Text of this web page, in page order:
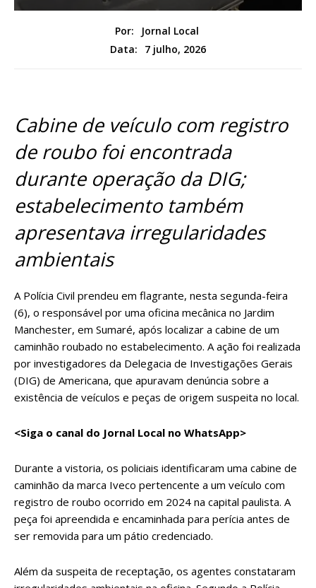
Por:
Jornal Local
Data:
7 julho, 2026
Cabine de veículo com registro
de roubo foi encontrada
durante operação da DIG;
estabelecimento também
apresentava irregularidades
ambientais
A Polícia Civil prendeu em flagrante, nesta segunda-feira
(6), o responsável por uma oficina mecânica no Jardim
Manchester, em Sumaré, após localizar a cabine de um
caminhão roubado no estabelecimento. A ação foi realizada
por investigadores da Delegacia de Investigações Gerais
(DIG) de Americana, que apuravam denúncia sobre a
existência de veículos e peças de origem suspeita no local.
<Siga o canal do Jornal Local no WhatsApp>
Durante a vistoria, os policiais identificaram uma cabine de
caminhão da marca Iveco pertencente a um veículo com
registro de roubo ocorrido em 2024 na capital paulista. A
peça foi apreendida e encaminhada para perícia antes de
ser removida para um pátio credenciado.
Além da suspeita de receptação, os agentes constataram